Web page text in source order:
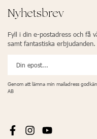
Nyhetsbrev
Fyll i din e-postadress och få
samt fantastiska erbjudanden.
Genom att lämna min mailadress
AB